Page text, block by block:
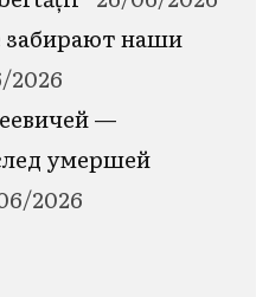
забирают наши
2026
—
умершей
2026